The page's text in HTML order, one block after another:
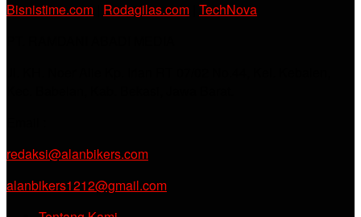
Bisnistime.com Rodagilas.com TechNova
redaksi@alanbikers.com
alanbikers1212@gmail.com